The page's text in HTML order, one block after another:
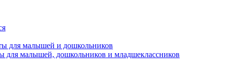
для малышей и дошкольников
для малышей, дошкольников и младшеклассников